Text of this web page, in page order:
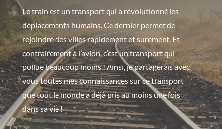
Le train est un transport qui a révolutionné les
déplacements humains. Ce dernier permet de
rejoindre des villes rapidement et surement. Et
contrairement à l’avion, c’est un transport qui
pollue beaucoup moins ! Ainsi, je partagerais avec
vous toutes mes connaissances sur ce transport
que tout le monde a déjà pris au moins une fois
dans sa vie !